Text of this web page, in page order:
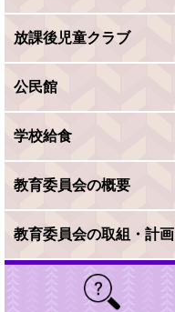
放課後児童クラブ
公民館
学校給食
教育委員会の概要
教育委員会の取組・計画